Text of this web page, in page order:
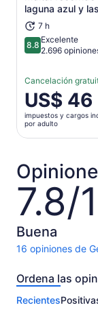
laguna azul y
7 h
8.88.8 de 10
Excelente
2.696
Cancelación
El
precio
es
de
por
adulto
US$ 46
impuestos y cargos
por adulto
7.8/
7.8
de
10
Buena
16 opiniones de
16
sobre
actividad.
Ordena las
Recientes